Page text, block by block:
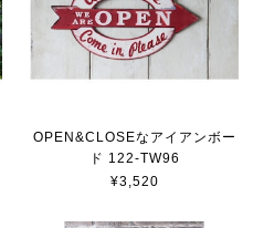
OPEN&CLOSEなアイアンボー
ド 122-TW96
¥3,520